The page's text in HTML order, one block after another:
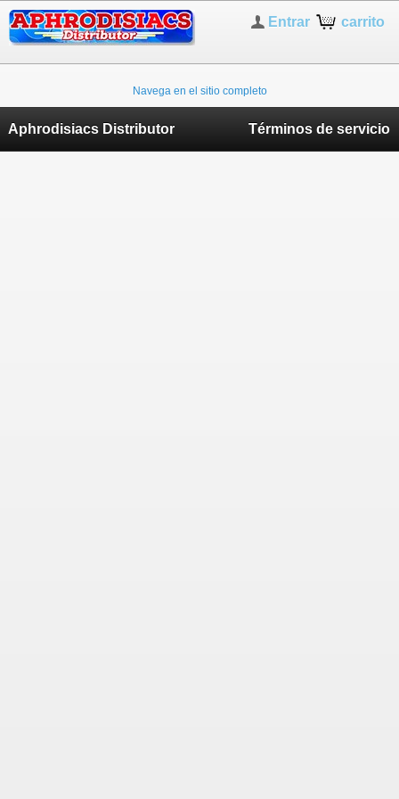
carrito
Entrar
Navega en el sitio completo
Aphrodisiacs Distributor Términos de servicio